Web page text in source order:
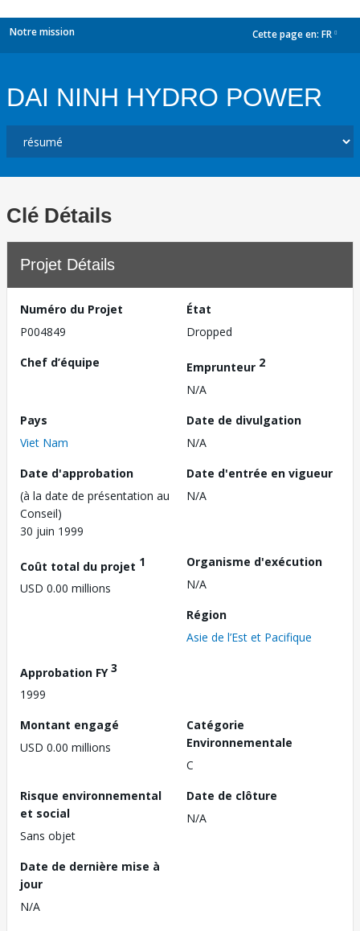
Notre mission Cette page en: FR
DAI NINH HYDRO POWER
Clé Détails
Projet Détails
Numéro du Projet
P004849
État
Dropped
Chef d’équipe
Emprunteur 2
N/A
Pays
Viet Nam
Date de divulgation
N/A
Date d'approbation
(à la date de présentation au
Conseil)
30 juin 1999
Date d'entrée en vigueur
N/A
Coût total du projet 1
USD 0.00 millions
Organisme d'exécution
N/A
Région
Asie de l’Est et Pacifique
Approbation FY3
1999
Montant engagé
USD 0.00 millions
Catégorie
Environnementale
C
Risque environnemental
et social
Sans objet
Date de clôture
N/A
Date de dernière mise à
jour
N/A